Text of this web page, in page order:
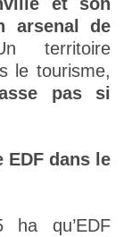
arsenal de
territoire
le tourisme,
pas si
EDF dans le
ha qu’EDF